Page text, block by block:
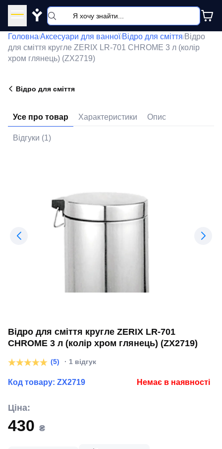
Y
Головна/Аксесуари для ванної/Відро для сміття/Відро
для сміття кругле ZERIX LR-701 CHROME 3 л (колір
хром глянець) (ZX2719)
Відро для сміття
Усе про товар Характеристики Опис
Відгуки (1)
Відро для сміття кругле ZERIX LR-701
CHROME 3 л (колір хром глянець) (ZX2719)
(5) · 1 відгук
Код товару: ZX2719 Немає в наявності
Ціна:
430 ₴